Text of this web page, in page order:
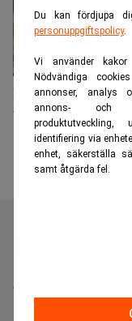
Du kan fördjupa
personuppgiftspolicy.
Vi använder
Nödvändiga
annonser, analys
annons- och
identifiering via
enhet, säkerställa
samt åtgärda fel.
Direktör sålde ö
budgetbeslut
dig som vill fördjupa